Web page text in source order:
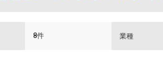
8件 業種